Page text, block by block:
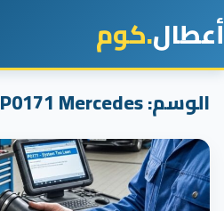
أعطال.كوم
الوسم:P0171 Mercedes